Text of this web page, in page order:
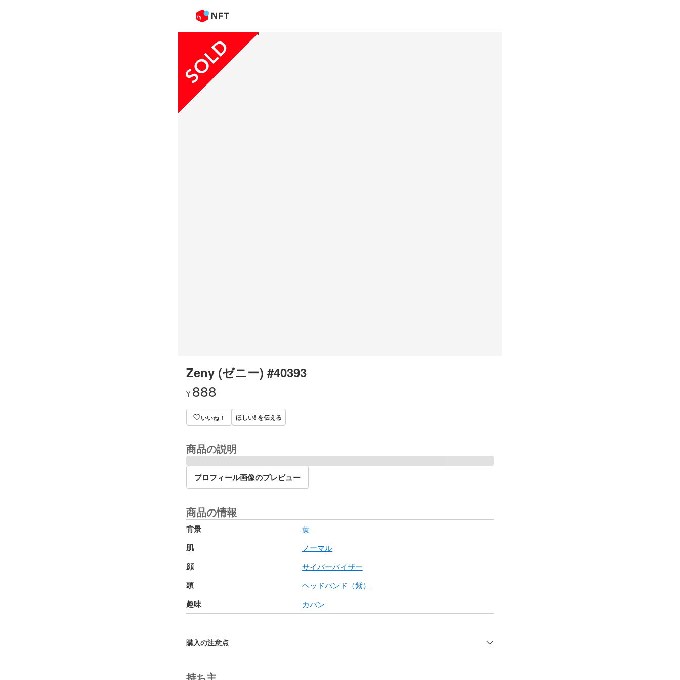
Zeny (ゼニー) #40393
¥ 888
いいね！ ほしい! を伝える
商品の説明
プロフィール画像のプレビュー
商品の情報
背景 黄
肌 ノーマル
顔 サイバーバイザー
頭 ヘッドバンド（紫）
趣味 カバン
購入の注意点